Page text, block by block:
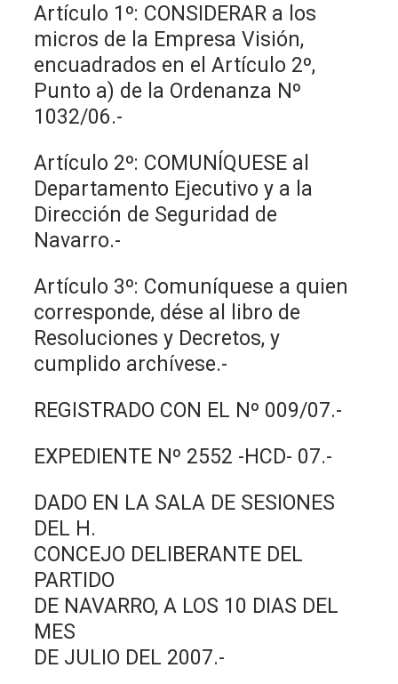
Artículo 1º: CONSIDERAR a los
micros de la Empresa Visión,
encuadrados en el Artículo 2º,
Punto a) de la Ordenanza Nº
1032/06.-
Artículo 2º: COMUNÍQUESE al
Departamento Ejecutivo y a la
Dirección de Seguridad de
Navarro.-
Artículo 3º: Comuníquese a quien
corresponde, dése al libro de
Resoluciones y Decretos, y
cumplido archívese.-
REGISTRADO CON EL Nº 009/07.-
EXPEDIENTE Nº 2552 -HCD- 07.-
DADO EN LA SALA DE SESIONES
DEL H.
CONCEJO DELIBERANTE DEL
PARTIDO
DE NAVARRO, A LOS 10 DIAS DEL
MES
DE JULIO DEL 2007.-